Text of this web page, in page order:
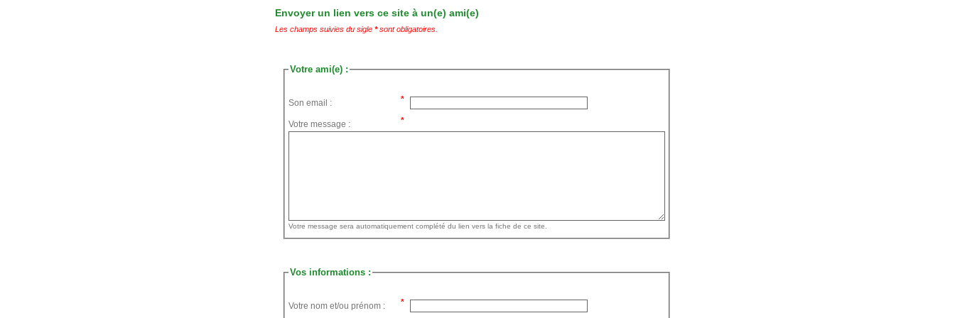
Envoyer un lien vers ce site à un(e) ami(e)
Les champs suivies du sigle *sont obligatoires.
Votre ami(e) :
Son email :
Votre message :
Votre message sera automatiquement complété du lien vers la fiche de ce site.
Vos informations :
Votre nom et/ou prénom :